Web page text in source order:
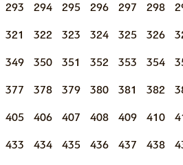
293 294 295 296 297 298
321 322 323 324 325 326
349 350 351 352 353 354
377 378 379 380 381 382
405 406 407 408 409 410
433 434 435 436 437 438